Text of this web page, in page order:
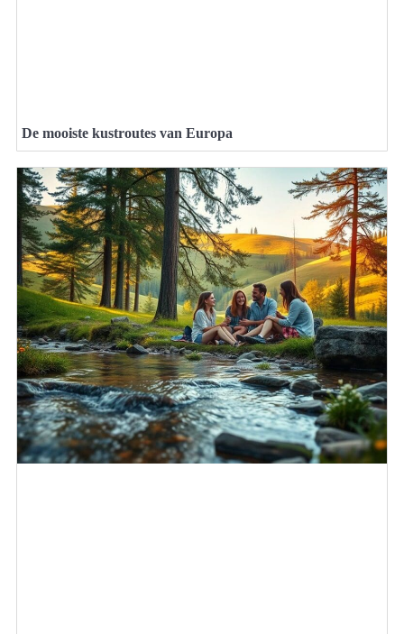
De mooiste kustroutes van Europa